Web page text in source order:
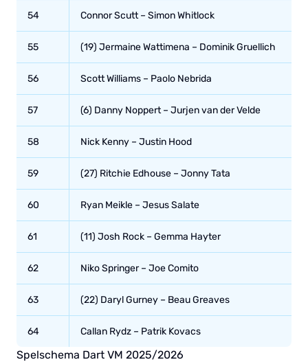
54 Connor Scutt – Simon Whitlock
55 (19) Jermaine Wattimena – Dominik Gruellich
56 Scott Williams – Paolo Nebrida
57 (6) Danny Noppert – Jurjen van der Velde
58 Nick Kenny – Justin Hood
59 (27) Ritchie Edhouse – Jonny Tata
60 Ryan Meikle – Jesus Salate
61 (11) Josh Rock – Gemma Hayter
62 Niko Springer – Joe Comito
63 (22) Daryl Gurney – Beau Greaves
64 Callan Rydz – Patrik Kovacs
Spelschema Dart VM 2025/2026